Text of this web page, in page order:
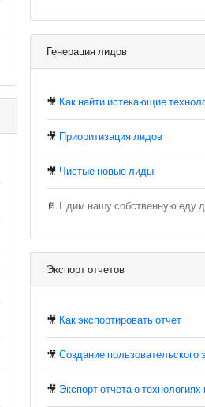
Генерация лидов
🎥 Как найти истекающие
🎥 Приоритизация лидов
🎥 Чистые новые лиды
📄 Едим нашу собственную еду
Экспорт отчетов
🎥 Как экспортировать отчет
🎥Создание пользовательского
🎥 Экспорт отчета о